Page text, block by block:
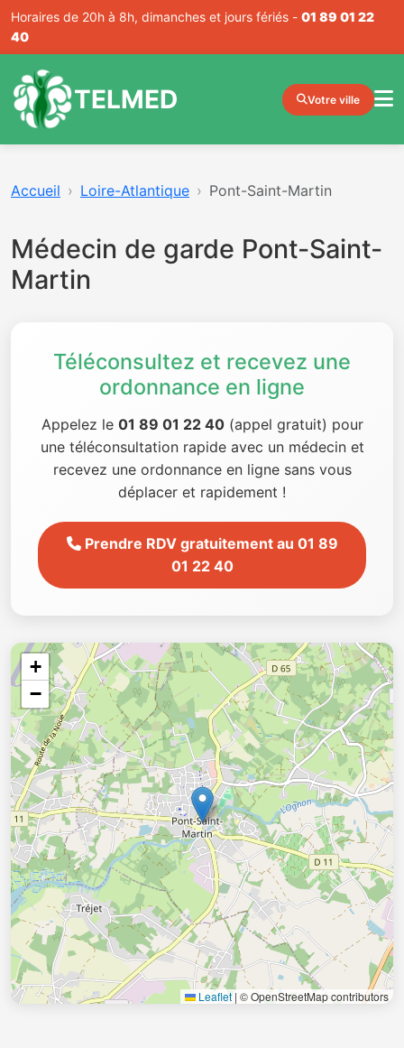
Horaires de 20h à 8h, dimanches et jours fériés - 01 89 01 22
40
TELMED Votre ville
Accueil Loire-Atlantique Pont-Saint-Martin
Médecin de garde Pont-Saint-
Martin
Téléconsultez et recevez une
ordonnance en ligne
Appelez le 01 89 01 22 40(appel gratuit) pour
une téléconsultation rapide avec un médecin et
recevez une ordonnance en ligne sans vous
déplacer et rapidement !
Prendre RDV gratuitement au 01 89
01 22 40
+
−
Leaflet | © OpenStreetMap contributors